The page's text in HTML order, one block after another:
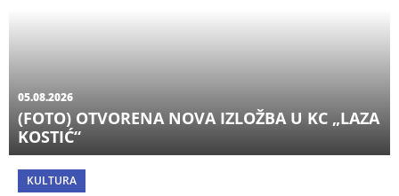
05.08.2026
(FOTO) OTVORENA NOVA IZLOŽBA U KC „LAZA
KOSTIĆ“
KULTURA